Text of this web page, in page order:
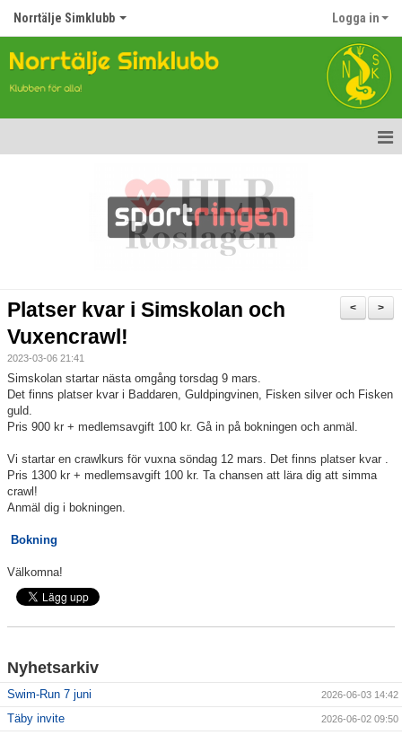
Norrtälje Simklubb Logga in
Anmälan till Simklubben
Våra tävlingar
>
<
Platser kvar i Simskolan och
Vuxencrawl!
2023-03-06 21:41
Simskolan startar nästa omgång torsdag 9 mars.
Det finns platser kvar i Baddaren, Guldpingvinen, Fisken silver och Fisken
guld.
Pris 900 kr + medlemsavgift 100 kr. Gå in på bokningen och anmäl.
Vi startar en crawlkurs för vuxna söndag 12 mars. Det finns platser kvar .
Pris 1300 kr + medlemsavgift 100 kr. Ta chansen att lära dig att simma
crawl!
Anmäl dig i bokningen.
Bokning
Välkomna!
Nyhetsarkiv
Swim-Run 7 juni 2026-06-03 14:42
Täby invite 2026-06-02 09:50